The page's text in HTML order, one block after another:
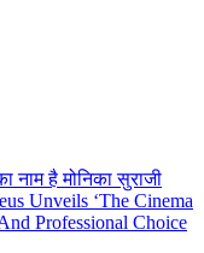
नाम है मोनिका सुराजी
Unveils ‘The Cinema
Professional Choice